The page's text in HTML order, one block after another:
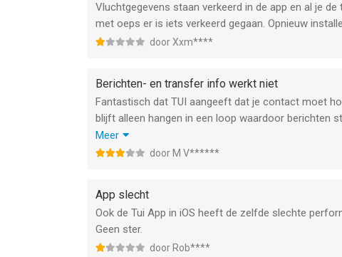
Vluchtgegevens staan verkeerd in de app en al je
met oeps er is iets verkeerd gegaan. Opnieuw
door Xxm****
Berichten- en transfer info werkt niet
Fantastisch dat TUI aangeeft dat je contact moet
blijft alleen hangen in een loop waardoor berichten
maar wordt niet opgelost. Andere manier om
Wil je je transfer informatie bekijken druk dan op
Meer
door M V******
App slecht
Ook de Tui App in iOS heeft de zelfde slechte
Geen ster.
door Rob****